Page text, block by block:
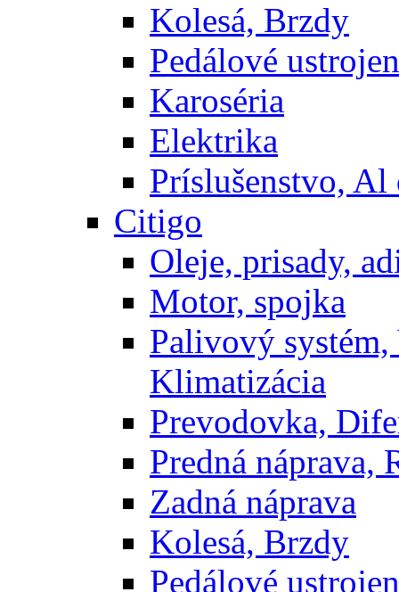
Kolesá, Brzdy
Pedálové
Karoséria
Elektrika
Príslušenstvo, Al
Citigo
Oleje, prisady,
Motor, spojka
Palivový
Klimatizácia
Prevodovka,
Predná náprava,
Zadná náprava
Kolesá, Brzdy
Pedálové